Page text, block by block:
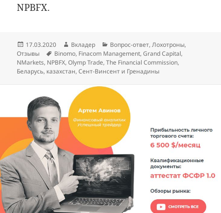
NPBFX.
Опубликовано
17.03.2020 Автор
Вкладер Рубрики
Вопрос-ответ,Лохотроны,
Отзывы
Метки
Binomo, Finacom Management,Grand Capital,
NMarkets, NPBFX,Olymp Trade,The Financial Commission,
Беларусь, казахстан,Сент-Винсент и Гренадины